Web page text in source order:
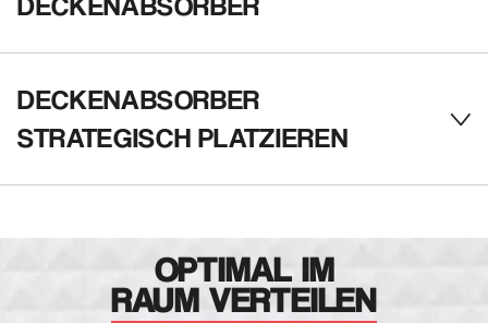
DECKENABSORBER
STRATEGISCH PLATZIEREN
OPTIMAL IM
RAUM VERTEILEN